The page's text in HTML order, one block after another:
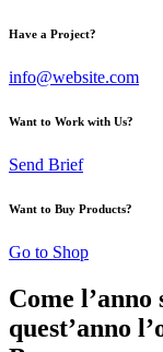
Have a Project?
info@website.com
Want to Work with Us?
Send Brief
Want to Buy Products?
Go to Shop
Come l’anno
quest’anno